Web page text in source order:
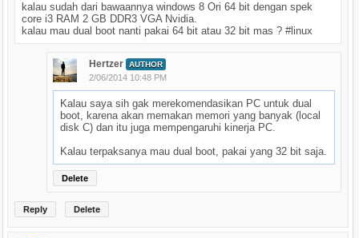
kalau sudah dari bawaannya windows 8 Ori 64 bit dengan spek
core i3 RAM 2 GB DDR3 VGA Nvidia.
kalau mau dual boot nanti pakai 64 bit atau 32 bit mas ? #linux
Hertzer AUTHOR
2/06/2014 10:48 PM
Kalau saya sih gak merekomendasikan PC untuk dual
boot, karena akan memakan memori yang banyak (local
disk C) dan itu juga mempengaruhi kinerja PC.
Kalau terpaksanya mau dual boot, pakai yang 32 bit saja.
Delete
Reply Delete